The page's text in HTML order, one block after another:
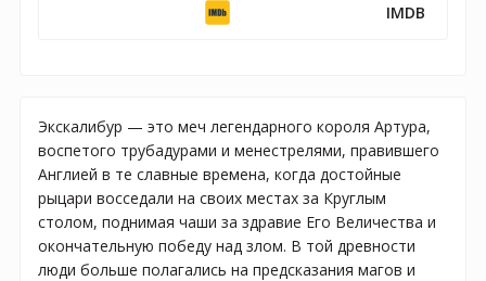
IMDB
Экскалибур — это меч легендарного короля Артура,
воспетого трубадурами и менестрелями, правившего
Англией в те славные времена, когда достойные
рыцари восседали на своих местах за Круглым
столом, поднимая чаши за здравие Его Величества и
окончательную победу над злом. В той древности
люди больше полагались на предсказания магов и